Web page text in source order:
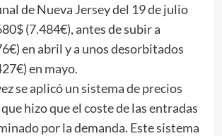
de Nueva Jersey del 19 de julio
(7.484€), antes de subir a
en abril y a unos desorbitados
en mayo.
se aplicó un sistema de precios
hizo que el coste de las entradas
por la demanda. Este sistema